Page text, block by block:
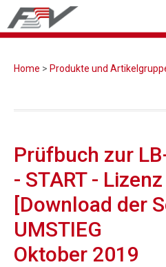
Home > Produkte und
Prüfbuch zur
- START -
[Download der
UMSTIEG
Oktober 2019